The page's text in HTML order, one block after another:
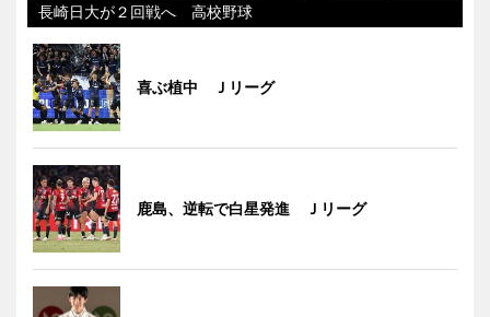
長崎日大が２回戦へ 高校野球
喜ぶ植中 Ｊリーグ
鹿島、逆転で白星発進 Ｊリーグ